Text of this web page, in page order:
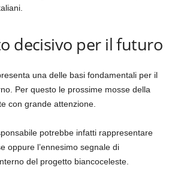
decisivo per il futuro
una delle basi fondamentali per il
Per questo le prossime mosse della
con grande attenzione.
potrebbe infatti rappresentare
oppure l’ennesimo segnale di
del progetto biancoceleste.